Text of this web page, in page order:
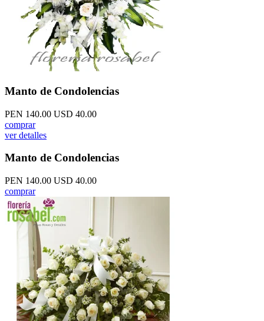
Manto de Condolencias
PEN 140.00 USD 40.00
comprar
ver detalles
Manto de Condolencias
PEN 140.00 USD 40.00
comprar